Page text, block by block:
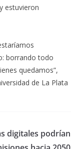
estuvieron
borrando todo
quedamos”,
de La Plata
digitales podrían